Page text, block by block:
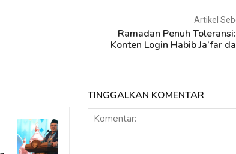
Artikel
Ramadan Penuh
Konten Login Habib Ja’far
TINGGALKAN KOMENTAR